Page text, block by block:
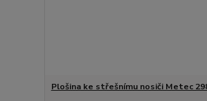
Plošina ke střešnímu nosiči Metec